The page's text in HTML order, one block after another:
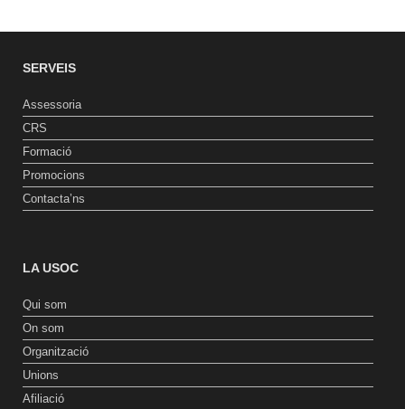
SERVEIS
Assessoria
CRS
Formació
Promocions
Contacta’ns
LA USOC
Qui som
On som
Organització
Unions
Afiliació